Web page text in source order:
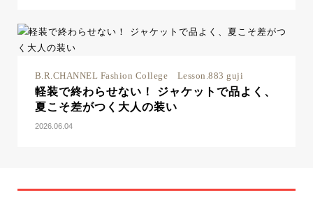
B.R.CHANNEL Fashion College Lesson.883 guji
軽装で終わらせない！ ジャケットで品よく、
夏こそ差がつく大人の装い
2026.06.04